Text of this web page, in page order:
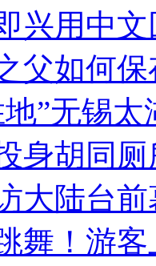
兴用中
父如何
”无锡
身胡同
大陆台
舞！游客